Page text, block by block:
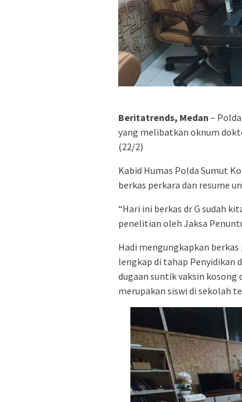
Beritatrends, Medan –
yang melibatkan oknum
(22/2)
Kabid Humas Polda Sumut
berkas perkara dan resume
“Hari ini berkas dr G sudah
penelitian oleh Jaksa
Hadi mengungkapkan
lengkap di tahap Penyidikan
dugaan suntik vaksin kosong
merupakan siswi di sekolah